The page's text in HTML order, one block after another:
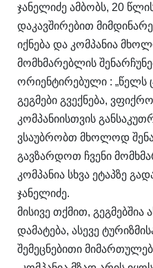
ჯანელიძე ამბობს, 20
დაკავშირებით
იქნება და კომპანია
მომხმარებლის
ორიენტირებული : „წელს
გეგმები გვექნება,
კომპანიისთვის
ვსაუბრობთ მხოლოდ
გავზარდოთ ჩვენი
კომპანია სხვა ეტაპზე
ჯანელიძე.
მისივე თქმით,
დამატება, ასევე
შემეცნებითი